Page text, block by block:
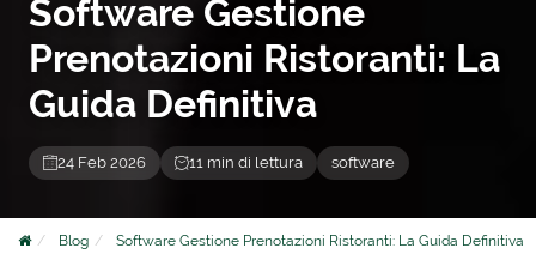
Software Gestione
Prenotazioni Ristoranti: La
Guida Definitiva
24 Feb 2026 11 min di lettura software
Blog Software Gestione Prenotazioni Ristoranti: La Guida Definitiva